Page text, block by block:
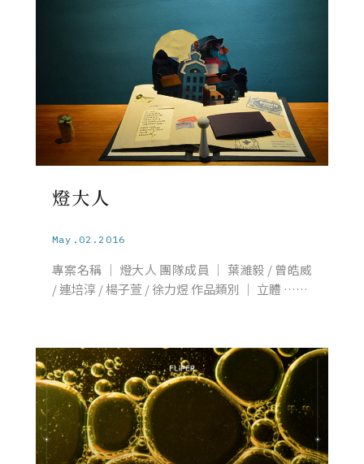
燈大人
May.02.2016
專案名稱 │ 燈大人 團隊成員 │ 葉濰毅 / 曾皓威
/ 連培淳 / 楊子萱 / 徐力煜 作品類別 │ 立體 ……